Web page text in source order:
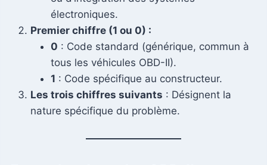
électroniques.
Premier chiffre (1 ou 0) :
0 : Code standard (générique, commun à
tous les véhicules OBD-II).
1 : Code spécifique au constructeur.
Les trois chiffres suivants : Désignent la
nature spécifique du problème.